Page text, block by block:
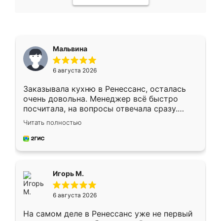
Мальвина
6 августа 2026
Заказывала кухню в Ренессанс, осталась
очень довольна. Менеджер всё быстро
посчитала, на вопросы отвечала сразу.
Замерщик приехал в субботу, подошёл к
делу со всей ответственностью. Собрали
за день, ребята работали аккуратно, даже
Читать полностью
Игорь М.
6 августа 2026
На самом деле в Ренессанс уже не первый